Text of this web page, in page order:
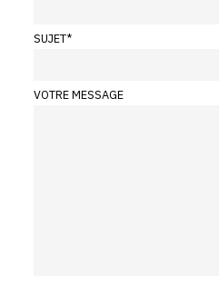
SUJET*
VOTRE MESSAGE